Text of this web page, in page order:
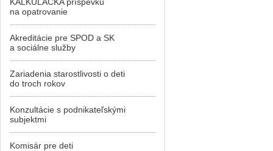
na opatrovanie
Akreditácie pre SPOD a SK
a sociálne služby
Zariadenia starostlivosti o deti
do troch rokov
Konzultácie s podnikateľskými
subjektmi
Komisár pre deti